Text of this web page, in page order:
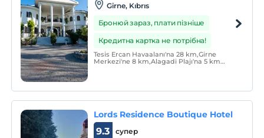
Girne, Kıbrıs
Бронюй зараз, плати пізніше
Кредитна картка не потрібна!
Tesis Ercan Havaalanı'na 28 km,Girne
Merkezi'ne 8 km,Alagadi Plajı'na 5 km
Lords Residence Boutique Hotel
супер
9.3